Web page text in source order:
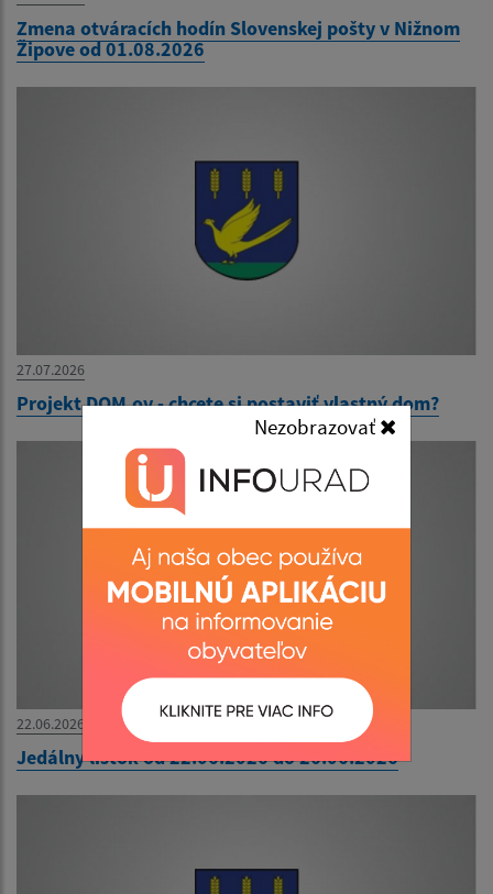
Nezobrazovať
Zmena otváracích hodín Slovenskej pošty v Nižnom
Žipove od 01.08.2026
27.07.2026
Projekt DOM.ov - chcete si postaviť vlastný dom?
22.06.2026
Jedálny lístok od 22.06.2026 do 26.06.2026